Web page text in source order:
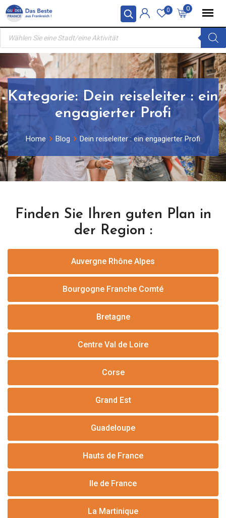
Skip
content
0
0
Products
search
Kategorie: Dein reiseleiter : ein
engagierter Profi
Home Blog Dein reiseleiter : ein engagierter Profi
Finden Sie Ihren guten Plan in
der Region :
Auvergne Rhône Alpes
Bourgogne Franche Comté
Bretagne
Centre Val de Loire
Corse
Grand Est
Guadeloupe
Hauts de France
Ile de France
La Martinique